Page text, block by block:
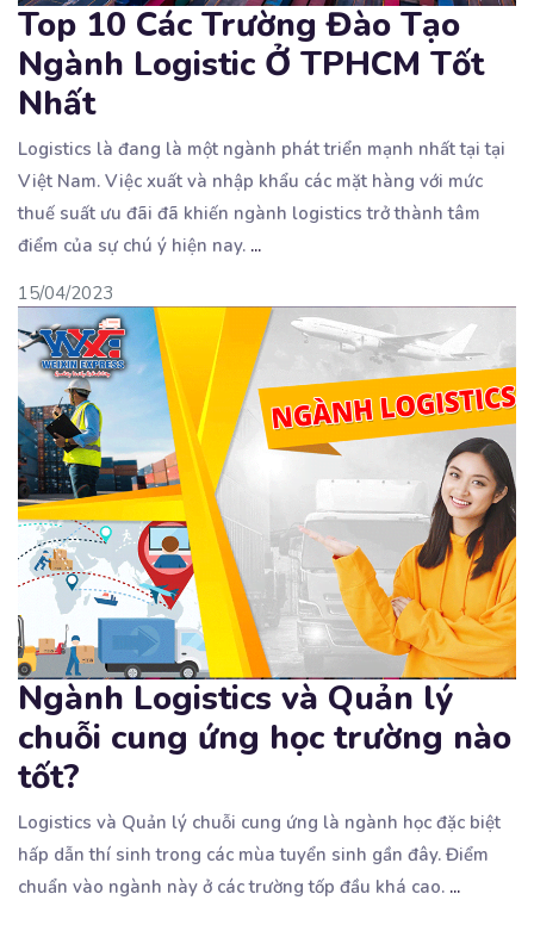
Top 10 Các Trường Đào Tạo
Ngành Logistic Ở TPHCM Tốt
Nhất
Logistics là đang là một ngành phát triển mạnh nhất tại tại
Việt Nam. Việc xuất và nhập khẩu các mặt hàng với mức
thuế suất ưu đãi đã khiến ngành logistics trở thành tâm
điểm của sự chú ý hiện nay. ...
15/04/2023
Ngành Logistics và Quản lý
chuỗi cung ứng học trường nào
tốt?
Logistics và Quản lý chuỗi cung ứng là ngành học đặc biệt
hấp dẫn thí sinh trong các mùa tuyển sinh gần đây. Điểm
chuẩn vào ngành này ở các trường tốp đầu khá cao. ...